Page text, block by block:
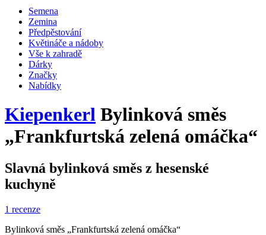
Semena
Zemina
Předpěstování
Květináče a nádoby
Vše k zahradě
Dárky
Značky
Nabídky
Kiepenkerl Bylinková směs
„Frankfurtská zelená omáčka“
Slavná bylinková směs z hesenské
kuchyně
1 recenze
Bylinková směs „Frankfurtská zelená omáčka“